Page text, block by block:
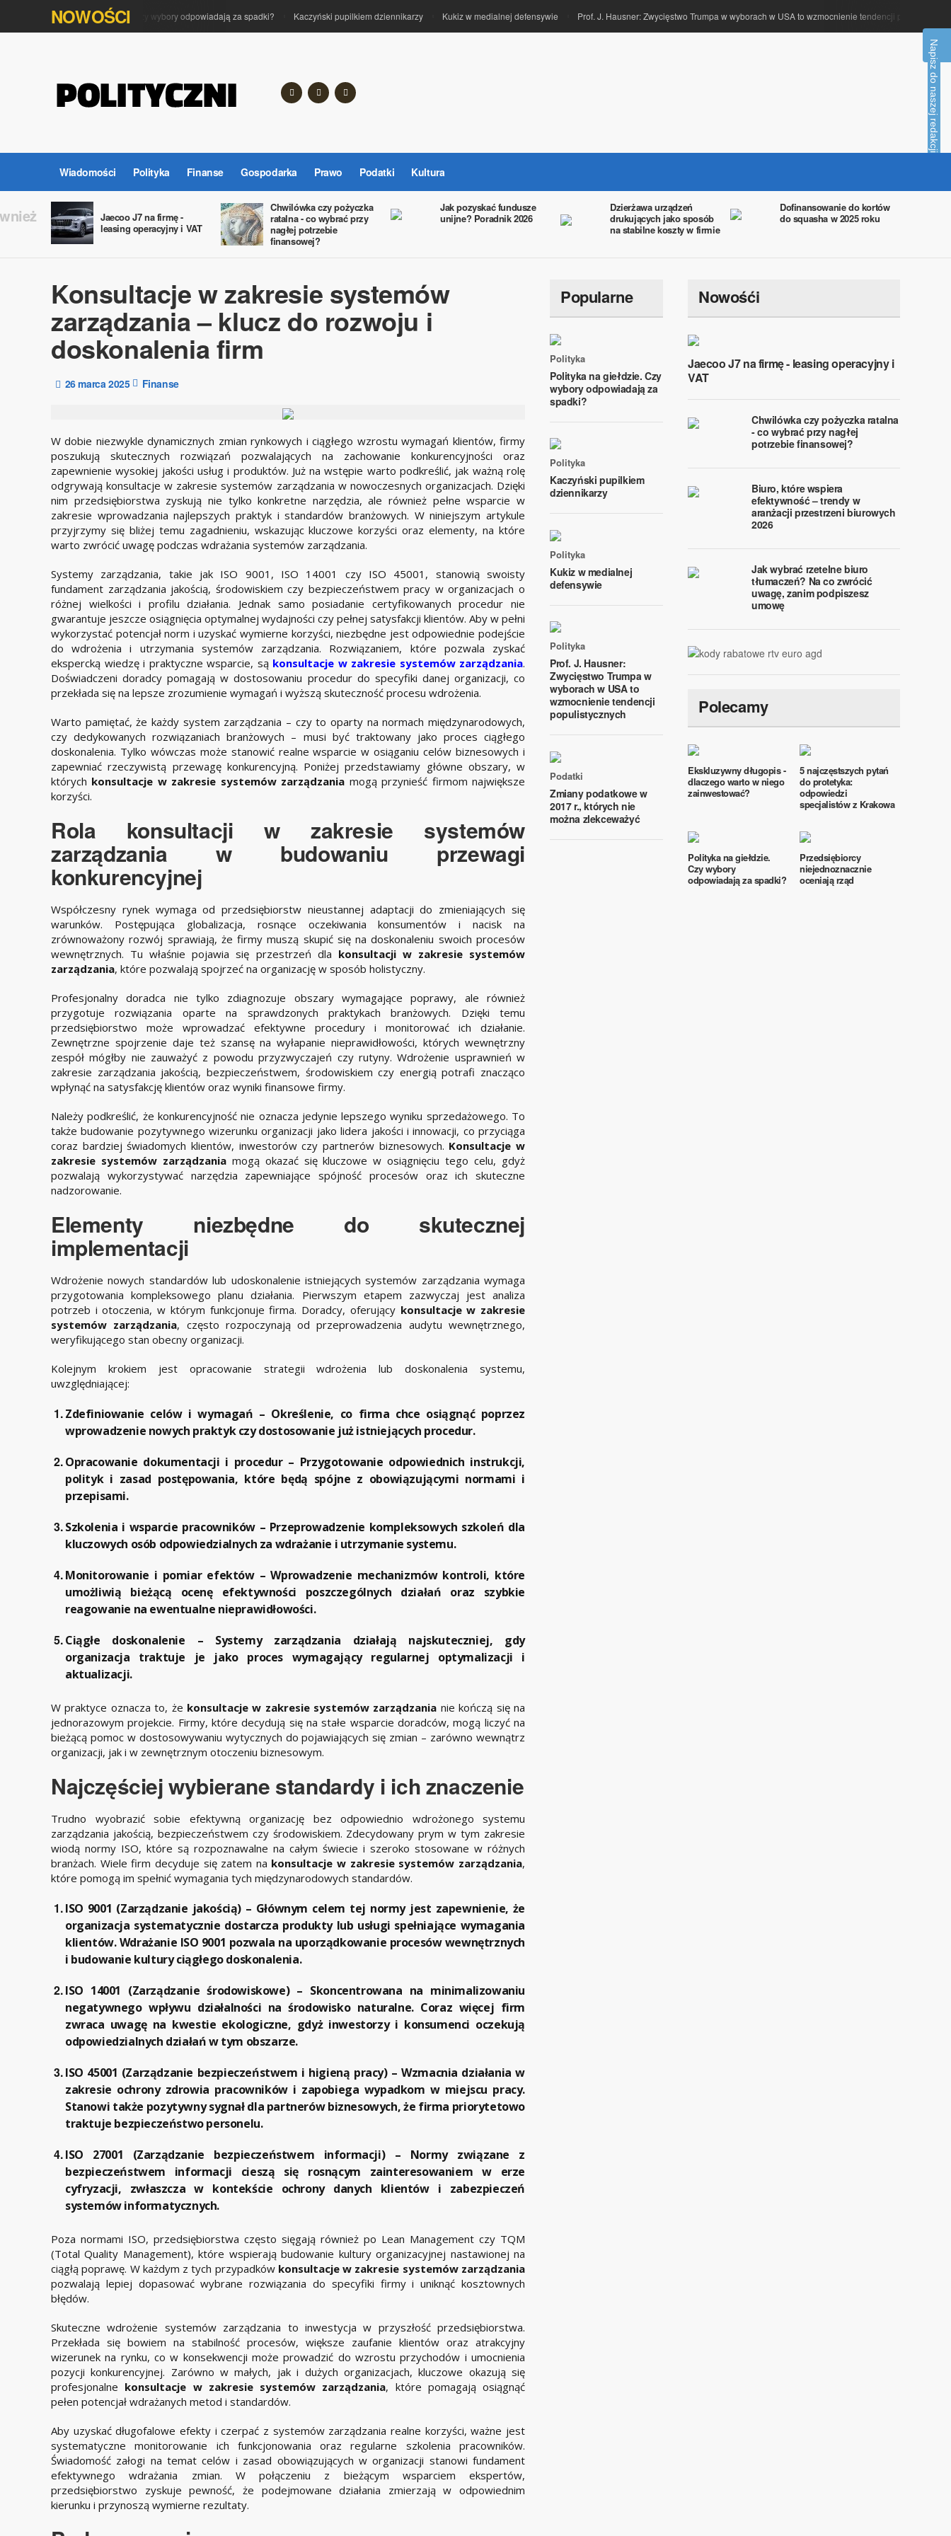
NOWOŚCI
Polityka na giełdzie. Czy wybory odpowiadają za spadki? Kaczyński pupilkiem dziennikarzy Kukiz w medialnej defensywie Prof. J. Hausner: Zwycięstwo Trumpa w wyborach w USA to wzmocnienie tendencji populistycznych
Wiadomości Polityka Finanse Gospodarka Prawo Podatki Kultura
Jaecoo J7 na firmę -
leasing operacyjny i VAT
Chwilówka czy pożyczka
ratalna - co wybrać przy
nagłej potrzebie
finansowej?
Jak pozyskać fundusze
unijne? Poradnik 2026
Dzierżawa urządzeń
drukujących jako sposób
na stabilne koszty w firmie
Dofinansowanie do kortów
do squasha w 2025 roku
Konsultacje w zakresie systemów
zarządzania – klucz do rozwoju i
doskonalenia firm
26 marca 2025 Finanse
​W dobie niezwykle dynamicznych zmian rynkowych i ciągłego wzrostu wymagań klientów, firmy
poszukują skutecznych rozwiązań pozwalających na zachowanie konkurencyjności oraz
zapewnienie wysokiej jakości usług i produktów. Już na wstępie warto podkreślić, jak ważną rolę
odgrywają konsultacje w zakresie systemów zarządzania w nowoczesnych organizacjach. Dzięki
nim przedsiębiorstwa zyskują nie tylko konkretne narzędzia, ale również pełne wsparcie w
zakresie wprowadzania najlepszych praktyk i standardów branżowych. W niniejszym artykule
przyjrzymy się bliżej temu zagadnieniu, wskazując kluczowe korzyści oraz elementy, na które
warto zwrócić uwagę podczas wdrażania systemów zarządzania.
Systemy zarządzania, takie jak ISO 9001, ISO 14001 czy ISO 45001, stanowią swoisty
fundament zarządzania jakością, środowiskiem czy bezpieczeństwem pracy w organizacjach o
różnej wielkości i profilu działania. Jednak samo posiadanie certyfikowanych procedur nie
gwarantuje jeszcze osiągnięcia optymalnej wydajności czy pełnej satysfakcji klientów. Aby w pełni
wykorzystać potencjał norm i uzyskać wymierne korzyści, niezbędne jest odpowiednie podejście
do wdrożenia i utrzymania systemów zarządzania. Rozwiązaniem, które pozwala zyskać
ekspercką wiedzę i praktyczne wsparcie, są konsultacje w zakresie systemów zarządzania.
Doświadczeni doradcy pomagają w dostosowaniu procedur do specyfiki danej organizacji, co
przekłada się na lepsze zrozumienie wymagań i wyższą skuteczność procesu wdrożenia.
Warto pamiętać, że każdy system zarządzania – czy to oparty na normach międzynarodowych,
czy dedykowanych rozwiązaniach branżowych – musi być traktowany jako proces ciągłego
doskonalenia. Tylko wówczas może stanowić realne wsparcie w osiąganiu celów biznesowych i
zapewniać rzeczywistą przewagę konkurencyjną. Poniżej przedstawiamy główne obszary, w
których konsultacje w zakresie systemów zarządzania mogą przynieść firmom największe
korzyści.
Rola konsultacji w zakresie systemów
zarządzania w budowaniu przewagi
konkurencyjnej
Współczesny rynek wymaga od przedsiębiorstw nieustannej adaptacji do zmieniających się
warunków. Postępująca globalizacja, rosnące oczekiwania konsumentów i nacisk na
zrównoważony rozwój sprawiają, że firmy muszą skupić się na doskonaleniu swoich procesów
wewnętrznych. Tu właśnie pojawia się przestrzeń dla konsultacji w zakresie systemów
zarządzania, które pozwalają spojrzeć na organizację w sposób holistyczny.
Profesjonalny doradca nie tylko zdiagnozuje obszary wymagające poprawy, ale również
przygotuje rozwiązania oparte na sprawdzonych praktykach branżowych. Dzięki temu
przedsiębiorstwo może wprowadzać efektywne procedury i monitorować ich działanie.
Zewnętrzne spojrzenie daje też szansę na wyłapanie nieprawidłowości, których wewnętrzny
zespół mógłby nie zauważyć z powodu przyzwyczajeń czy rutyny. Wdrożenie usprawnień w
zakresie zarządzania jakością, bezpieczeństwem, środowiskiem czy energią potrafi znacząco
wpłynąć na satysfakcję klientów oraz wyniki finansowe firmy.
Należy podkreślić, że konkurencyjność nie oznacza jedynie lepszego wyniku sprzedażowego. To
także budowanie pozytywnego wizerunku organizacji jako lidera jakości i innowacji, co przyciąga
coraz bardziej świadomych klientów, inwestorów czy partnerów biznesowych. Konsultacje w
zakresie systemów zarządzaniamogą okazać się kluczowe w osiągnięciu tego celu, gdyż
pozwalają wykorzystywać narzędzia zapewniające spójność procesów oraz ich skuteczne
nadzorowanie.
Elementy niezbędne do skutecznej
implementacji
Wdrożenie nowych standardów lub udoskonalenie istniejących systemów zarządzania wymaga
przygotowania kompleksowego planu działania. Pierwszym etapem zazwyczaj jest analiza
potrzeb i otoczenia, w którym funkcjonuje firma. Doradcy, oferujący konsultacje w zakresie
systemów zarządzania, często rozpoczynają od przeprowadzenia audytu wewnętrznego,
weryfikującego stan obecny organizacji.
Kolejnym krokiem jest opracowanie strategii wdrożenia lub doskonalenia systemu,
uwzględniającej:
Zdefiniowanie celów i wymagań – Określenie, co firma chce osiągnąć poprzez
wprowadzenie nowych praktyk czy dostosowanie już istniejących procedur.
Opracowanie dokumentacji i procedur– Przygotowanie odpowiednich instrukcji,
polityk i zasad postępowania, które będą spójne z obowiązującymi normami i
przepisami.
Szkolenia i wsparcie pracowników– Przeprowadzenie kompleksowych szkoleń dla
kluczowych osób odpowiedzialnych za wdrażanie i utrzymanie systemu.
Monitorowanie i pomiar efektów– Wprowadzenie mechanizmów kontroli, które
umożliwią bieżącą ocenę efektywności poszczególnych działań oraz szybkie
reagowanie na ewentualne nieprawidłowości.
Ciągłe doskonalenie – Systemy zarządzania działają najskuteczniej, gdy
organizacja traktuje je jako proces wymagający regularnej optymalizacji i
aktualizacji.
W praktyce oznacza to, że konsultacje w zakresie systemów zarządzania nie kończą się na
jednorazowym projekcie. Firmy, które decydują się na stałe wsparcie doradców, mogą liczyć na
bieżącą pomoc w dostosowywaniu wytycznych do pojawiających się zmian – zarówno wewnątrz
organizacji, jak i w zewnętrznym otoczeniu biznesowym.
Najczęściej wybierane standardy i ich znaczenie
Trudno wyobrazić sobie efektywną organizację bez odpowiednio wdrożonego systemu
zarządzania jakością, bezpieczeństwem czy środowiskiem. Zdecydowany prym w tym zakresie
wiodą normy ISO, które są rozpoznawalne na całym świecie i szeroko stosowane w różnych
branżach. Wiele firm decyduje się zatem na konsultacje w zakresie systemów zarządzania,
które pomogą im spełnić wymagania tych międzynarodowych standardów.
ISO 9001 (Zarządzanie jakością) – Głównym celem tej normy jest zapewnienie, że
organizacja systematycznie dostarcza produkty lub usługi spełniające wymagania
klientów. Wdrażanie ISO 9001 pozwala na uporządkowanie procesów wewnętrznych
i budowanie kultury ciągłego doskonalenia.
ISO 14001 (Zarządzanie środowiskowe)– Skoncentrowana na minimalizowaniu
negatywnego wpływu działalności na środowisko naturalne. Coraz więcej firm
zwraca uwagę na kwestie ekologiczne, gdyż inwestorzy i konsumenci oczekują
odpowiedzialnych działań w tym obszarze.
ISO 45001 (Zarządzanie bezpieczeństwem i higieną pracy)– Wzmacnia działania w
zakresie ochrony zdrowia pracowników i zapobiega wypadkom w miejscu pracy.
Stanowi także pozytywny sygnał dla partnerów biznesowych, że firma priorytetowo
traktuje bezpieczeństwo personelu.
ISO 27001 (Zarządzanie bezpieczeństwem informacji)– Normy związane z
bezpieczeństwem informacji cieszą się rosnącym zainteresowaniem w erze
cyfryzacji, zwłaszcza w kontekście ochrony danych klientów i zabezpieczeń
systemów informatycznych.
Poza normami ISO, przedsiębiorstwa często sięgają również po Lean Management czy TQM
(Total Quality Management), które wspierają budowanie kultury organizacyjnej nastawionej na
ciągłą poprawę. W każdym z tych przypadków konsultacje w zakresie systemów zarządzania
pozwalają lepiej dopasować wybrane rozwiązania do specyfiki firmy i uniknąć kosztownych
błędów.
Skuteczne wdrożenie systemów zarządzania to inwestycja w przyszłość przedsiębiorstwa.
Przekłada się bowiem na stabilność procesów, większe zaufanie klientów oraz atrakcyjny
wizerunek na rynku, co w konsekwencji może prowadzić do wzrostu przychodów i umocnienia
pozycji konkurencyjnej. Zarówno w małych, jak i dużych organizacjach, kluczowe okazują się
profesjonalne konsultacje w zakresie systemów zarządzania, które pomagają osiągnąć
pełen potencjał wdrażanych metod i standardów.
Aby uzyskać długofalowe efekty i czerpać z systemów zarządzania realne korzyści, ważne jest
systematyczne monitorowanie ich funkcjonowania oraz regularne szkolenia pracowników.
Świadomość załogi na temat celów i zasad obowiązujących w organizacji stanowi fundament
efektywnego wdrażania zmian. W połączeniu z bieżącym wsparciem ekspertów,
przedsiębiorstwo zyskuje pewność, że podejmowane działania zmierzają w odpowiednim
kierunku i przynoszą wymierne rezultaty.
Popularne
Polityka
Polityka na giełdzie. Czy
wybory odpowiadają za
spadki?
Polityka
Kaczyński pupilkiem
dziennikarzy
Polityka
Kukiz w medialnej
defensywie
Polityka
Prof. J. Hausner:
Zwycięstwo Trumpa w
wyborach w USA to
wzmocnienie tendencji
populistycznych
Podatki
Zmiany podatkowe w
2017 r., których nie
można zlekceważyć
Nowośći
Jaecoo J7 na firmę - leasing operacyjny i
VAT
Chwilówka czy pożyczka ratalna
- co wybrać przy nagłej
potrzebie finansowej?
Biuro, które wspiera
efektywność – trendy w
aranżacji przestrzeni biurowych
2026
Jak wybrać rzetelne biuro
tłumaczeń? Na co zwrócić
uwagę, zanim podpiszesz
umowę
Polecamy
Ekskluzywny długopis -
dlaczego warto w niego
zainwestować?
5 najczęstszych pytań
do protetyka:
odpowiedzi
specjalistów z Krakowa
Polityka na giełdzie.
Czy wybory
odpowiadają za spadki?
Przedsiębiorcy
niejednoznacznie
oceniają rząd
Napisz do naszej redakcji